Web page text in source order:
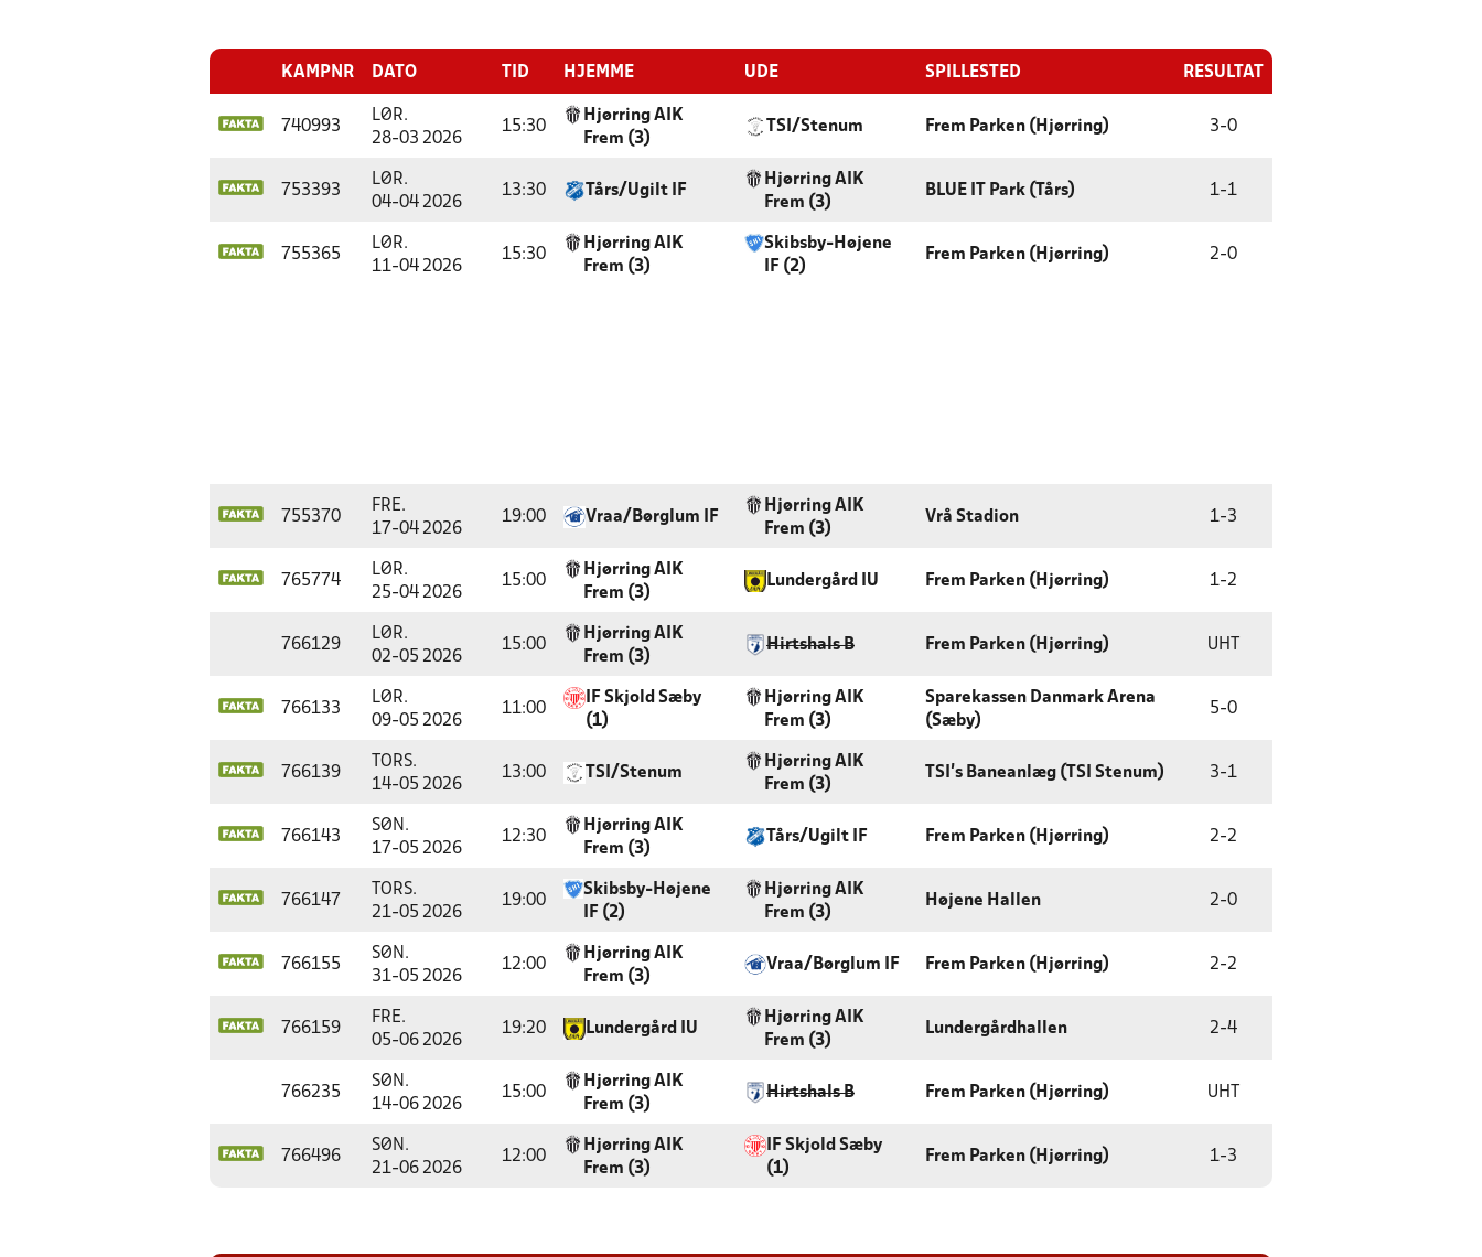
KAMPNR DATO TID HJEMME UDE SPILLESTED RESULTAT
740993
LØR.
28-03 2026
15:30
Hjørring AIK
Frem (3)
TSI/Stenum Frem Parken (Hjørring) 3-0
753393
LØR.
04-04 2026
13:30 Tårs/Ugilt IF
Hjørring AIK
Frem (3)
BLUE IT Park (Tårs) 1-1
755365
LØR.
11-04 2026
15:30
Hjørring AIK
Frem (3)
Skibsby-Højene
IF (2)
Frem Parken (Hjørring) 2-0
755370
FRE.
17-04 2026
19:00 Vraa/Børglum IF
Hjørring AIK
Frem (3)
Vrå Stadion 1-3
765774
LØR.
25-04 2026
15:00
Hjørring AIK
Frem (3)
Lundergård IU Frem Parken (Hjørring) 1-2
766129
LØR.
02-05 2026
15:00
Hjørring AIK
Frem (3)
Hirtshals B Frem Parken (Hjørring) UHT
766133
LØR.
09-05 2026
11:00
IF Skjold Sæby
(1)
Hjørring AIK
Frem (3)
Sparekassen Danmark Arena
(Sæby)
5-0
766139
TORS.
14-05 2026
13:00 TSI/Stenum
Hjørring AIK
Frem (3)
TSI's Baneanlæg (TSI Stenum) 3-1
766143
SØN.
17-05 2026
12:30
Hjørring AIK
Frem (3)
Tårs/Ugilt IF Frem Parken (Hjørring) 2-2
766147
TORS.
21-05 2026
19:00
Skibsby-Højene
IF (2)
Hjørring AIK
Frem (3)
Højene Hallen 2-0
766155
SØN.
31-05 2026
12:00
Hjørring AIK
Frem (3)
Vraa/Børglum IF Frem Parken (Hjørring) 2-2
766159
FRE.
05-06 2026
19:20 Lundergård IU
Hjørring AIK
Frem (3)
Lundergårdhallen 2-4
766235
SØN.
14-06 2026
15:00
Hjørring AIK
Frem (3)
Hirtshals B Frem Parken (Hjørring) UHT
766496
SØN.
21-06 2026
12:00
Hjørring AIK
Frem (3)
IF Skjold Sæby
(1)
Frem Parken (Hjørring) 1-3